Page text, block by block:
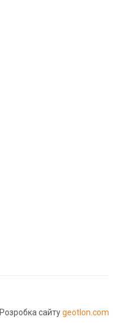
Розробка сайтуgeotlon.com